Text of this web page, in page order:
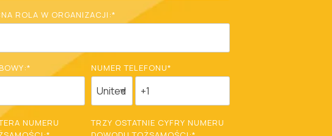
ROLA W ORGANIZACJI:*
* NUMER TELEFONU*
NUMERU
TRZY OSTATNIE CYFRY NUMERU